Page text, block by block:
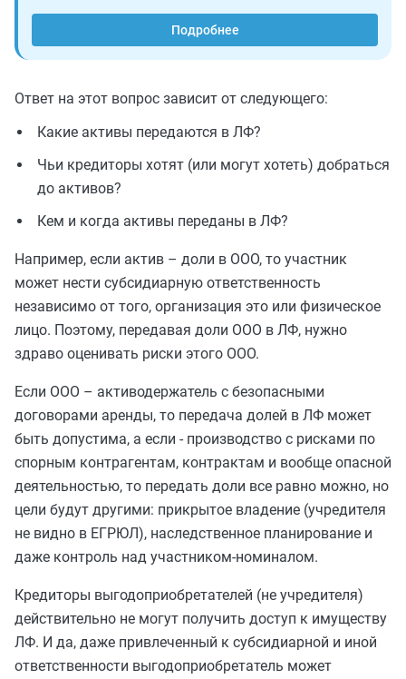
Подробнее
Ответ на этот вопрос зависит от следующего:
Какие активы передаются в ЛФ?
Чьи кредиторы хотят (или могут хотеть) добраться
до активов?
Кем и когда активы переданы в ЛФ?
Например, если актив – доли в ООО, то участник
может нести субсидиарную ответственность
независимо от того, организация это или физическое
лицо. Поэтому, передавая доли ООО в ЛФ, нужно
здраво оценивать риски этого ООО.
Если ООО – активодержатель с безопасными
договорами аренды, то передача долей в ЛФ может
быть допустима, а если - производство с рисками по
спорным контрагентам, контрактам и вообще опасной
деятельностью, то передать доли все равно можно, но
цели будут другими: прикрытое владение (учредителя
не видно в ЕГРЮЛ), наследственное планирование и
даже контроль над участником-номиналом.
Кредиторы выгодоприобретателей (не учредителя)
действительно не могут получить доступ к имуществу
ЛФ. И да, даже привлеченный к субсидиарной и иной
ответственности выгодоприобретатель может